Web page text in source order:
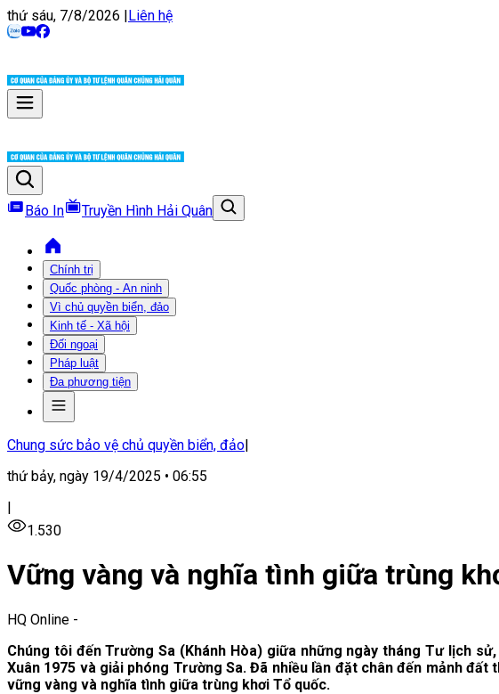
thứ sáu, 7/8/2026 |Liên hệ
Báo In Truyền Hình Hải Quân
Chính trị
Quốc phòng - An ninh
Vì chủ quyền biển, đảo
Kinh tế - Xã hội
Đối ngoại
Pháp luật
Đa phương tiện
Chung sức bảo vệ chủ quyền biển, đảo|
thứ bảy, ngày 19/4/2025 • 06:55
|
1.530
Vững vàng và nghĩa tình giữa trùng
HQ Online -
Chúng tôi đến Trường Sa (Khánh Hòa) giữa những ngày tháng Tư lịch
Xuân 1975 và giải phóng Trường Sa. Đã nhiều lần đặt chân đến mảnh
vững vàng và nghĩa tình giữa trùng khơi Tổ quốc.